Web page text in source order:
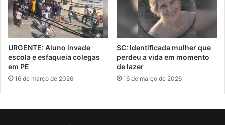
URGENTE: Aluno invade
escola e esfaqueia colegas
em PE
16 de março de 2026
SC: Identificada mulher que
perdeu a vida em momento
de lazer
16 de março de 2026